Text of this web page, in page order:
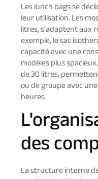
Les lunch bags se
leur utilisation. Les
litres, s'adaptent aux
exemple, le sac
capacité avec une
modèles plus
de 30 litres,
ou de groupe avec
heures.
des
La structure interne